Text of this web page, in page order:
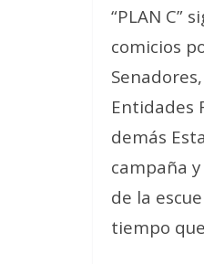
“PLAN C”
comicios
Entidades
demás
campaña
de la
tiempo